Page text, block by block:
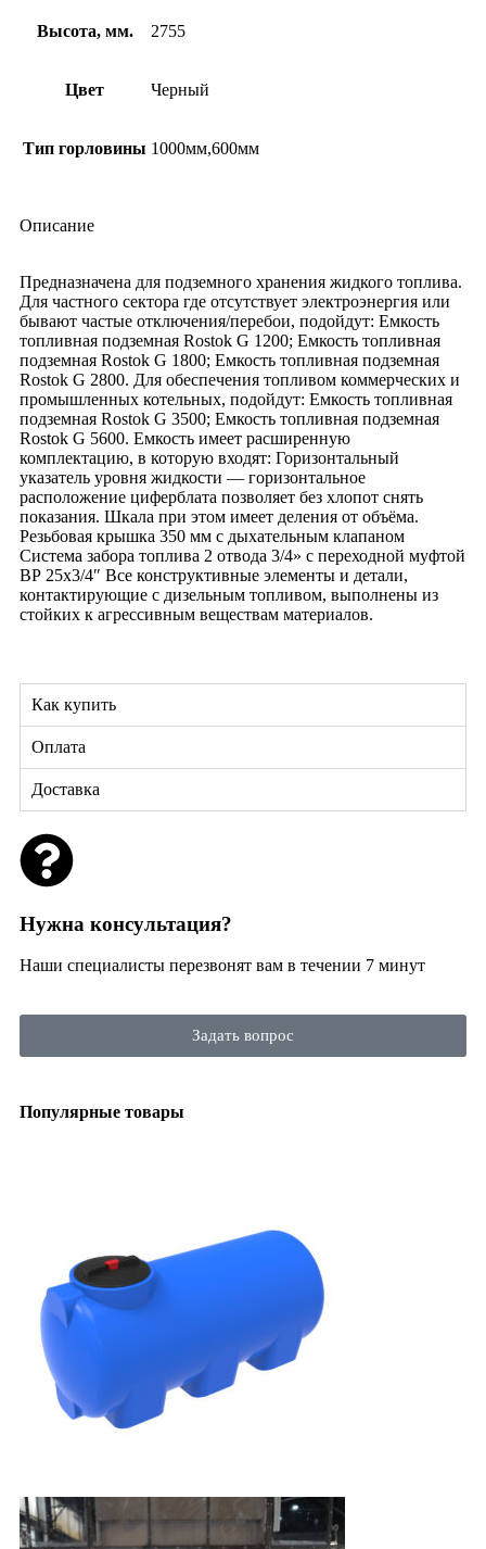
Высота, мм. 2755
Цвет Черный
Тип горловины 1000мм,600мм
Описание
Предназначена для подземного хранения жидкого топлива.
Для частного сектора где отсутствует электроэнергия или
бывают частые отключения/перебои, подойдут: Емкость
топливная подземная Rostok G 1200; Емкость топливная
подземная Rostok G 1800; Емкость топливная подземная
Rostok G 2800. Для обеспечения топливом коммерческих и
промышленных котельных, подойдут: Емкость топливная
подземная Rostok G 3500; Емкость топливная подземная
Rostok G 5600. Емкость имеет расширенную
комплектацию, в которую входят: Горизонтальный
указатель уровня жидкости — горизонтальное
расположение циферблата позволяет без хлопот снять
показания. Шкала при этом имеет деления от объёма.
Резьбовая крышка 350 мм с дыхательным клапаном
Система забора топлива 2 отвода 3/4» с переходной муфтой
ВР 25х3/4″ Все конструктивные элементы и детали,
контактирующие с дизельным топливом, выполнены из
стойких к агрессивным веществам материалов.
Как купить
Оплата
Доставка
Нужна консультация?
Наши специалисты перезвонят вам в течении 7 минут
Задать вопрос
Популярные товары